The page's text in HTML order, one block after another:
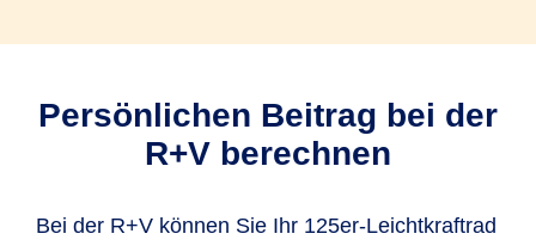
Persönlichen Beitrag bei der
R+V berechnen
Bei der R+V können Sie Ihr 125er-Leichtkraftrad